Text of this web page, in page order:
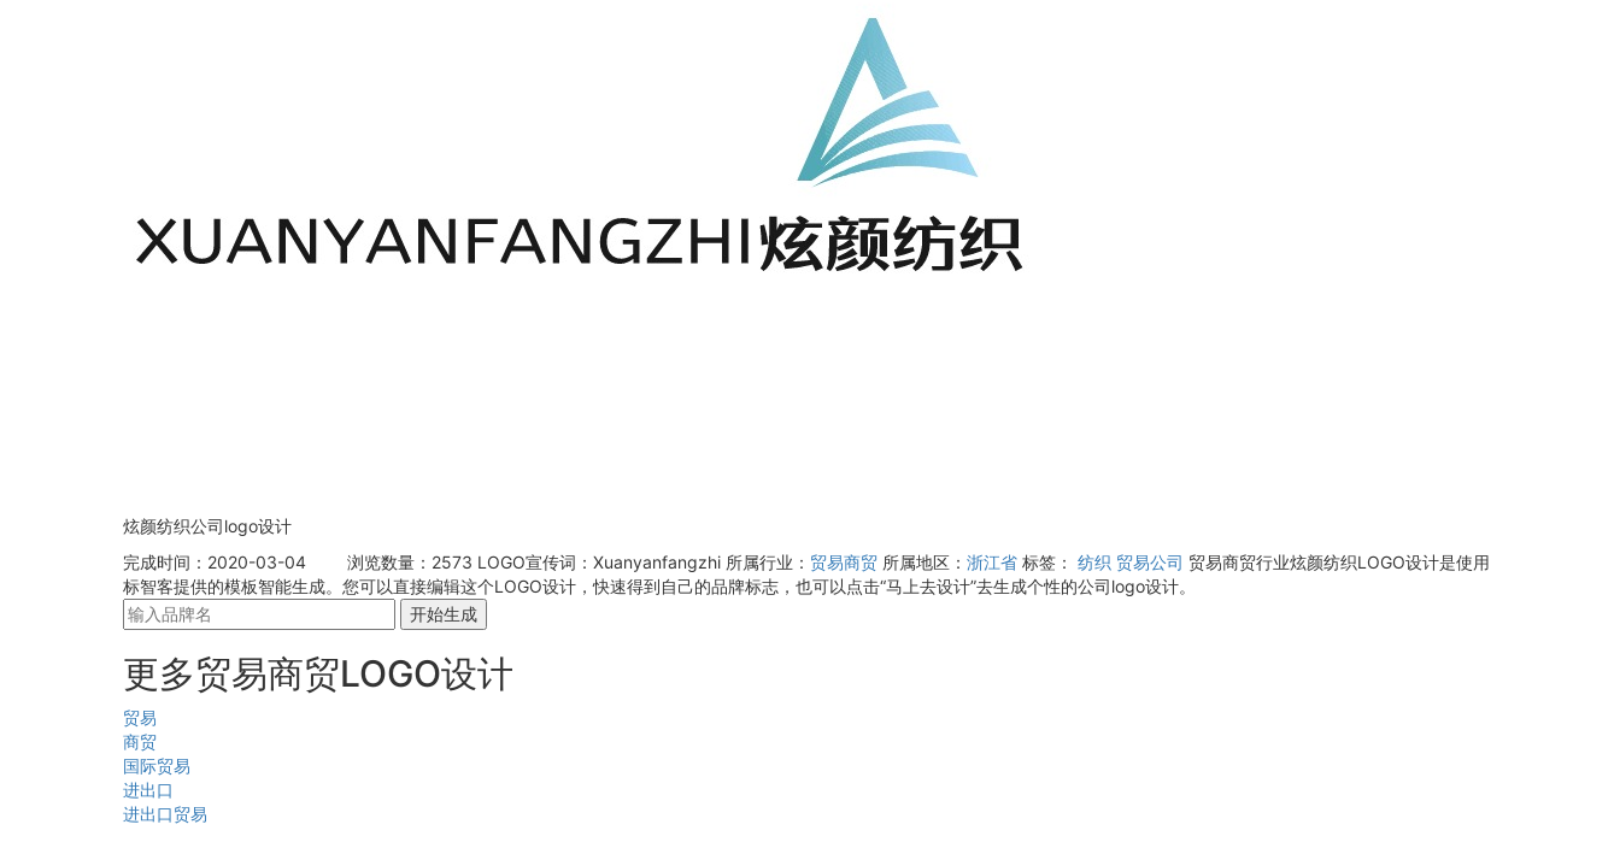
炫颜纺织公司logo设计
完成时间：2020-03-04
浏览数量：2573 LOGO宣传词：Xuanyanfangzhi 所属行业： 贸易商贸 所属地区： 浙江省 标签： 纺织 贸易公司 贸易商贸行业炫颜纺织LOGO设计是使用
标智客提供的模板智能生成。您可以直接编辑这个LOGO设计，快速得到自己的品牌标志，也可以点击“马上去设计”去生成个性的公司logo设计。
开始生成
更多贸易商贸LOGO设计
贸易
商贸
国际贸易
进出口
进出口贸易